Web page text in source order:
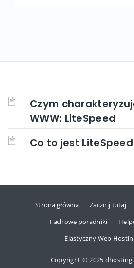
Czym
WWW: LiteSpeed
Co to jest
Strona główna Zacznij tutaj
Fachowe poradniki
Elastyczny Web
Copyright © 2025